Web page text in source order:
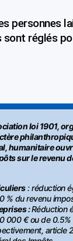
personnes
réglés
loi 1901,
humanitaire
sur le revenu
: réduction
% du revenu
:Réduction
000 € ou de 0.5%
article